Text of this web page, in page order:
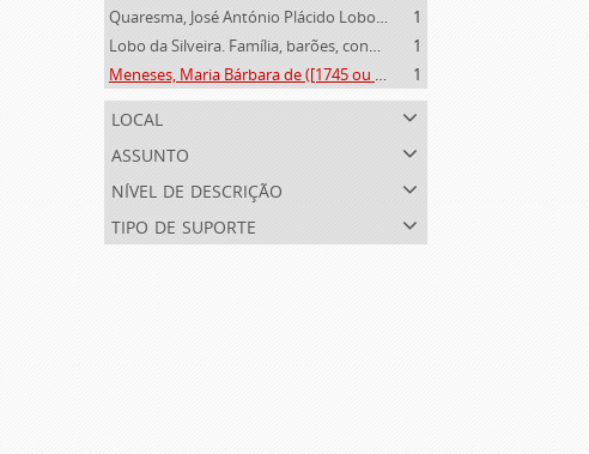
Quaresma, José António Plácido Lobo da Silveira (1769-1844)
1
Lobo da Silveira. Família, barões, condes e marqueses de Alvito (1475-1910)
1
Meneses, Maria Bárbara de ([1745 ou 1751]-[post. 1784])
1
local
assunto
nível de descrição
tipo de suporte